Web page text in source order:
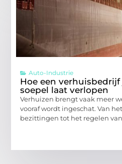
Auto-Industrie
Hoe een
soepel laat verlopen
Verhuizen brengt vaak meer
vooraf wordt ingeschat. Van
bezittingen tot het regelen